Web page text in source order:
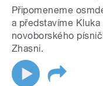
Připomeneme
a představíme
novoborského
Zhasni.